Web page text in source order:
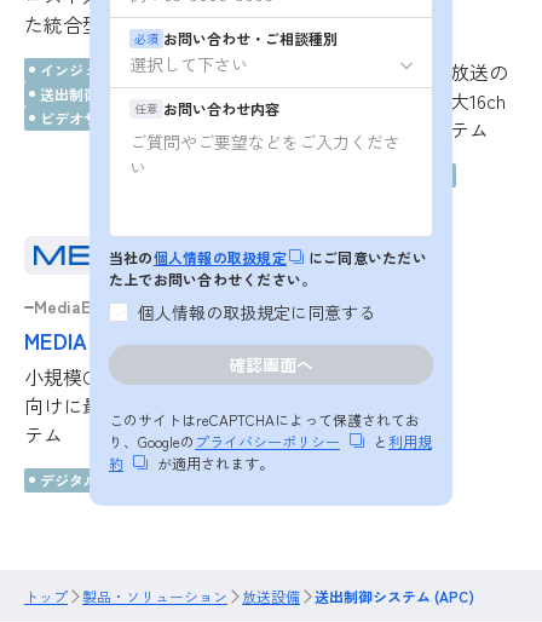
た統合型メディアサーバ
インジェスト・デジタイズ
送出制御システム (APC)
ビデオサーバ (Video Server)
VATIC
ケーブルテレビ番組放送の
送出に最適化し、最大16ch
の送出が可能なシステム
MediaEdge
MEDIAEDGE-APM
小規模CATVや街頭ビジョン
向けに最適な自動送出シス
テム
デジタルサイネージ
必須 お問い合わせ・ご相談種別
任意 お問い合わせ内容
当社の個人情報の取扱規定
にご同意いただい
た上でお問い合わせください。
個人情報の取扱規定に同意する
このサイトはreCAPTCHAによって保護されてお
り、Googleの プライバシーポリシー と利用規
約
が適用されます。
トップ 製品・ソリューション 放送設備 送出制御システム (APC)